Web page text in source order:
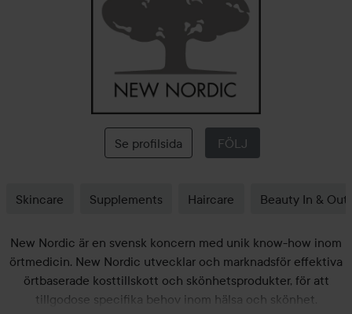
Se profilsida FÖLJ
Skincare Supplements Haircare Beauty In & Out
New Nordic är en svensk koncern med unik know-how inom
örtmedicin. New Nordic utvecklar och marknadsför effektiva
örtbaserade kosttillskott och skönhetsprodukter, för att
tillgodose specifika behov inom hälsa och skönhet.